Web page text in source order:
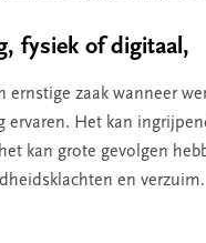
fysiek of digitaal,
ernstige zaak wanneer
Het kan
kan grote gevolgen
en verzuim.